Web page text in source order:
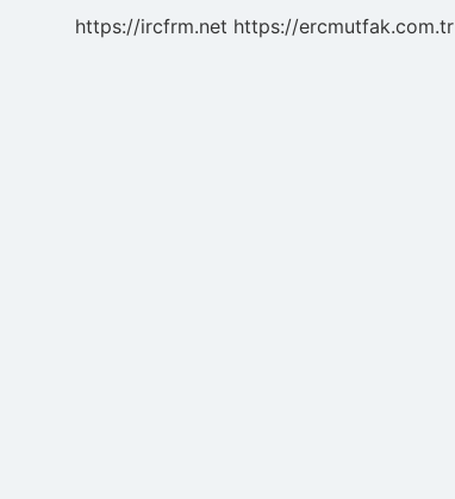
https://ircfrm.net https://ercmutfak.com.tr